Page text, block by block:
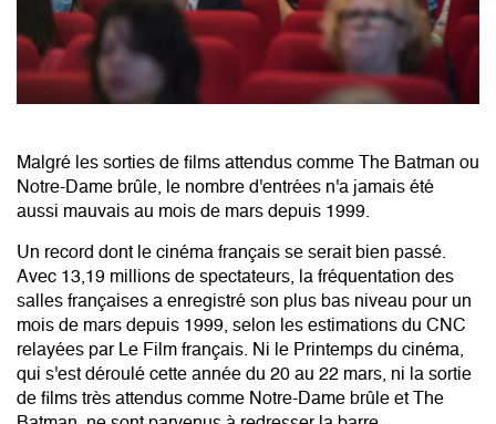
Malgré les sorties de films attendus comme The Batman ou
Notre-Dame brûle, le nombre d'entrées n'a jamais été
aussi mauvais au mois de mars depuis 1999.
Un record dont le cinéma français se serait bien passé.
Avec 13,19 millions de spectateurs, la fréquentation des
salles françaises a enregistré son plus bas niveau pour un
mois de mars depuis 1999, selon les estimations du CNC
relayées par Le Film français. Ni le Printemps du cinéma,
qui s'est déroulé cette année du 20 au 22 mars, ni la sortie
de films très attendus comme Notre-Dame brûle et The